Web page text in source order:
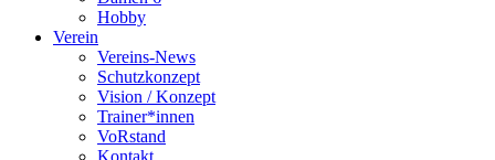
Hobby
Verein
Vereins-News
Schutzkonzept
Vision / Konzept
Trainer*innen
VoRstand
Kontakt